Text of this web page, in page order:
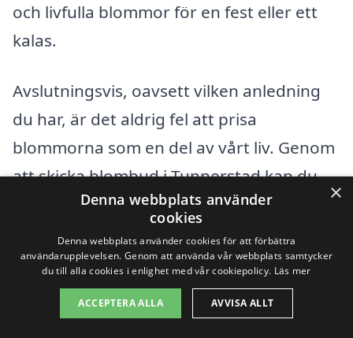
och livfulla blommor för en fest eller ett
kalas.
Avslutningsvis, oavsett vilken anledning
du har, är det aldrig fel att prisa
blommorna som en del av vårt liv. Genom
att skicka blombud i Tunnerstad kan du
hjälpa andra att uppleva dessa små, men
betydelsefulla stunder av glädje. Tveka
inte att utforska vårt utbud av buketter
och blommor, och skapa din egen helt
unika hälsning som kommer att
×
Denna webbplats använder
cookies
Denna webbplats använder cookies för att förbättra
användarupplevelsen. Genom att använda vår webbplats samtycker
du till alla cookies i enlighet med vår cookiepolicy. Läs mer
ACCEPTERA ALLA AVVISA ALLT